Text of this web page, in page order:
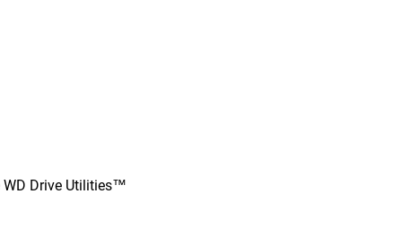
WD Drive Utilities™